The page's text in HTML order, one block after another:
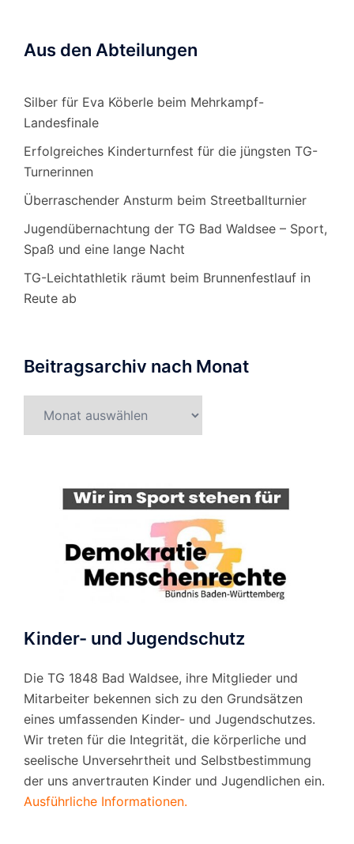
Aus den Abteilungen
Silber für Eva Köberle beim Mehrkampf-
Landesfinale
Erfolgreiches Kinderturnfest für die jüngsten TG-
Turnerinnen
Überraschender Ansturm beim Streetballturnier
Jugendübernachtung der TG Bad Waldsee – Sport,
Spaß und eine lange Nacht
TG-Leichtathletik räumt beim Brunnenfestlauf in
Reute ab
Beitragsarchiv nach Monat
Kinder- und Jugendschutz
Die TG 1848 Bad Waldsee, ihre Mitglieder und
Mitarbeiter bekennen sich zu den Grundsätzen
eines umfassenden Kinder- und Jugendschutzes.
Wir treten für die Integrität, die körperliche und
seelische Unversehrtheit und Selbstbestimmung
der uns anvertrauten Kinder und Jugendlichen ein.
Ausführliche Informationen.